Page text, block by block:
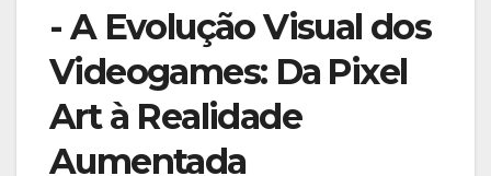
-​ A Evolução Visual dos
Videogames: Da⁣ Pixel
Art à Realidade
Aumentada